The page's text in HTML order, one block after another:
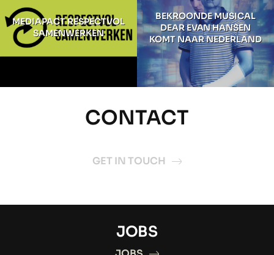
MEDIAPACT RESPECTVOL
SAMENWERKEN
BEKROONDE MUSICAL
DEAR EVAN HANSEN
KOMT NAAR NEDERLAND
CONTACT
GET IN TOUCH
JOBS